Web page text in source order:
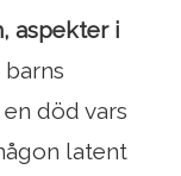
aspekter i
död vars
latent